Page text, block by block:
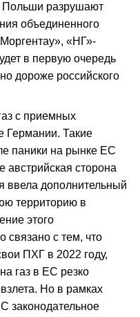
Польши разрушают
объединенного
«НГ»-
в первую очередь
дороже российского
с приемных
Германии. Такие
паники на рынке ЕС
сторона
ввела дополнительный
территорию в
этого
связано с тем, что
ПХГ в 2022 году,
газ в ЕС резко
Но в рамках
законодательное